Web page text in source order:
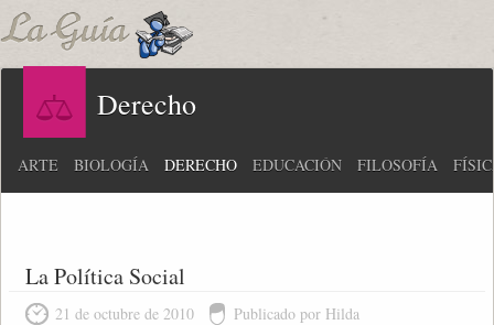
Derecho
ARTE BIOLOGÍA DERECHO EDUCACIÓN FILOSOFÍA
La Política Social
21 de octubre de 2010 Publicado por Hilda